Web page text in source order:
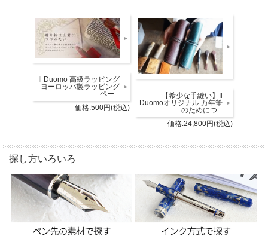
Il Duomo 高級ラッピング
ヨーロッパ製ラッピング
ペー...
価格:500円(税込)
【希少な手縫い】Il
Duomoオリジナル 万年筆
のためにつ...
価格:24,800円(税込)
探し方いろいろ